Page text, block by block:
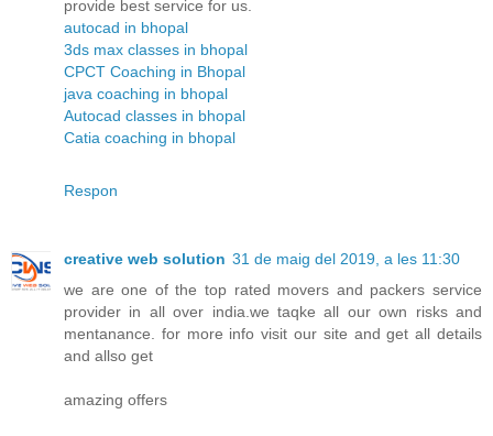
provide best service for us.
autocad in bhopal
3ds max classes in bhopal
CPCT Coaching in Bhopal
java coaching in bhopal
Autocad classes in bhopal
Catia coaching in bhopal
Respon
creative web solution 31 de maig del 2019, a les 11:30
we are one of the top rated movers and packers service
provider in all over india.we taqke all our own risks and
mentanance. for more info visit our site and get all details
and allso get
amazing offers